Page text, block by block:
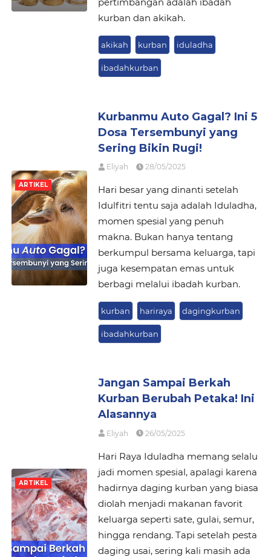
kurban dan akikah.
akikah kurban iduladha
ibadahkurban
ARTIKEL
Kurbanmu Auto Gagal? Ini 5
Dosa Tersembunyi yang
Sering Bikin Rugi!
Eliyah 28/05/2025
Hari besar yang dinanti setelah
Idulfitri tentu saja adalah Iduladha,
momen spesial yang penuh
makna. Bukan hanya tentang
berkumpul bersama keluarga, tapi
juga kesempatan emas untuk
berbagi melalui ibadah kurban.
kurban hariraya dagingkurban
ibadahkurban
ARTIKEL
Jangan Sampai Berkah
Kurban Berubah Petaka! Ini
Alasannya
Eliyah 26/05/2025
Hari Raya Iduladha memang selalu
jadi momen spesial, apalagi karena
hadirnya daging kurban yang biasa
diolah menjadi makanan favorit
keluarga seperti sate, gulai, semur,
hingga rendang. Tapi setelah pesta
daging usai, sering kali masih ada